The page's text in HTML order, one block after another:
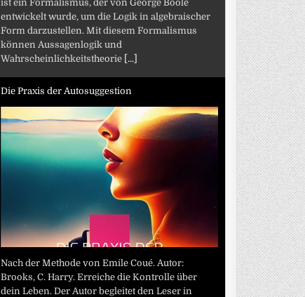
ist ein Formalismus, der von George Boole
entwickelt wurde, um die Logik in algebraischer
Form darzustellen. Mit diesem Formalismus
können Aussagenlogik und
Wahrscheinlichkeitstheorie [...]
Die Praxis der Autosuggestion
Nach der Methode von Emile Coué. Autor:
Brooks, C. Harry. Erreiche die Kontrolle über
dein Leben. Der Autor begleitet den Leser in